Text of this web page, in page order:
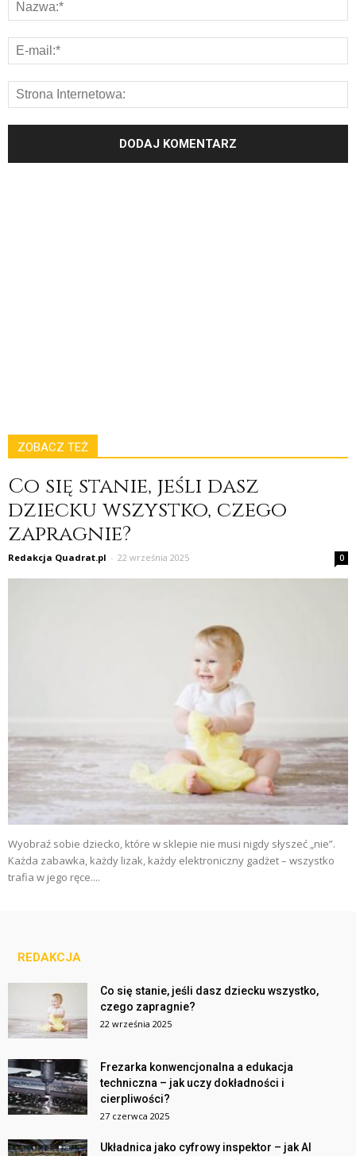
ZOBACZ TEŻ
Co się stanie, jeśli dasz
dziecku wszystko, czego
zapragnie?
Redakcja Quadrat.pl - 22 września 2025 0
Wyobraź sobie dziecko, które w sklepie nie musi nigdy słyszeć „nie”.
Każda zabawka, każdy lizak, każdy elektroniczny gadżet – wszystko
trafia w jego ręce....
REDAKCJA
Co się stanie, jeśli dasz dziecku wszystko,
czego zapragnie?
22 września 2025
Frezarka konwencjonalna a edukacja
techniczna – jak uczy dokładności i
cierpliwości?
27 czerwca 2025
Układnica jako cyfrowy inspektor – jak AI